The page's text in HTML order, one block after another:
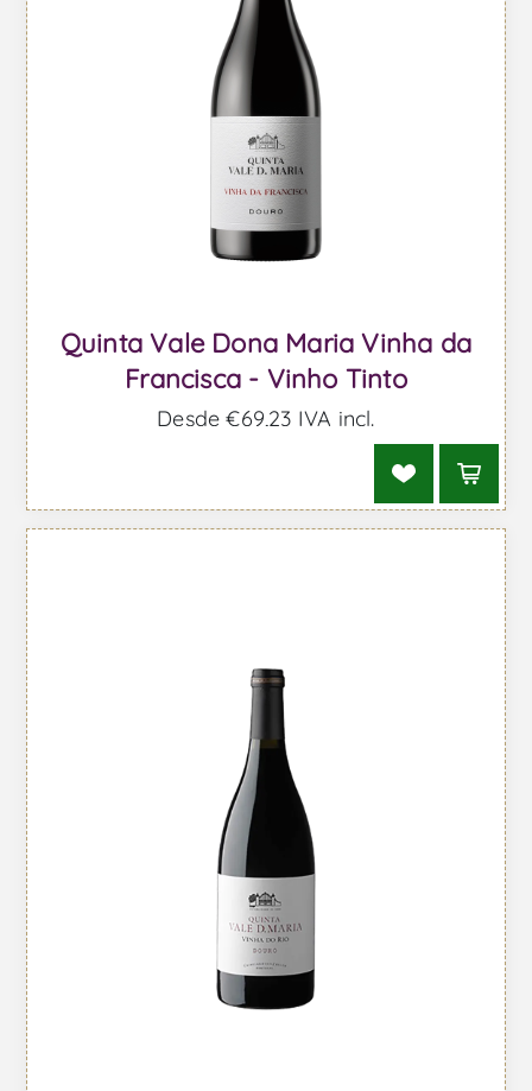
Quinta Vale Dona Maria Vinha da
Francisca - Vinho Tinto
Desde €69,23 IVA incl.